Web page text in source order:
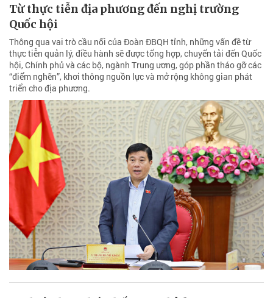
Từ thực tiễn địa phương đến nghị trường
Quốc hội
Thông qua vai trò cầu nối của Đoàn ĐBQH tỉnh, những vấn đề từ
thực tiễn quản lý, điều hành sẽ được tổng hợp, chuyển tải đến Quốc
hội, Chính phủ và các bộ, ngành Trung ương, góp phần tháo gỡ các
“điểm nghẽn”, khơi thông nguồn lực và mở rộng không gian phát
triển cho địa phương.